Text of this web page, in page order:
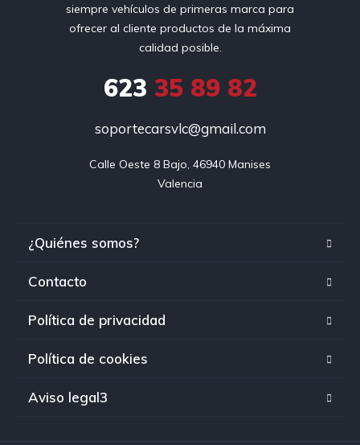
siempre vehículos de primeras marca para
ofrecer al cliente productos de la máxima
calidad posible.
623 35 89 82
soportecarsvlc@gmail.com
Calle Oeste 8 Bajo, 46940 Manises
Valencia
¿Quiénes somos?
Contacto
Política de privacidad
Política de cookies
Aviso legal3